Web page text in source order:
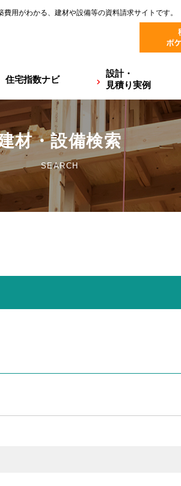
用がわかる、建材や設備等の資料請求サイトです。
住宅指数ナビ
設計・
見積り実例
材・設備検索
SEARCH